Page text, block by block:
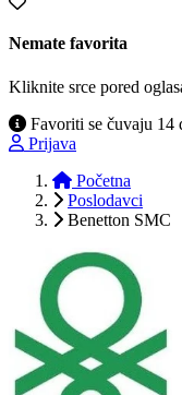
Nemate favorita
Kliknite srce pored
Favoriti se čuvaju 14
Prijava
Početna
Poslodavci
Benetton SMC